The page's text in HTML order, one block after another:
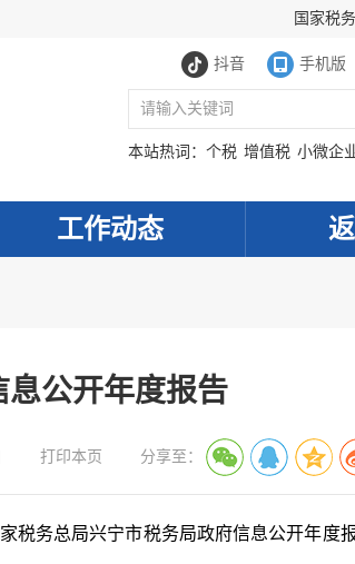
国家税
抖音 手机版
本站热词： 个税 增值税 小微企
工作动态
息公开年度报告
打印本页 分享至：
税务总局兴宁市税务局政府信息公开年度